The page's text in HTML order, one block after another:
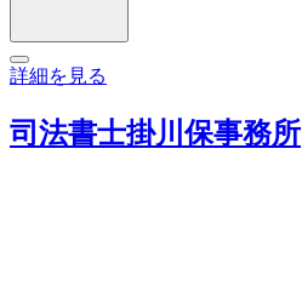
詳細を見る
司法書士掛川保事務所